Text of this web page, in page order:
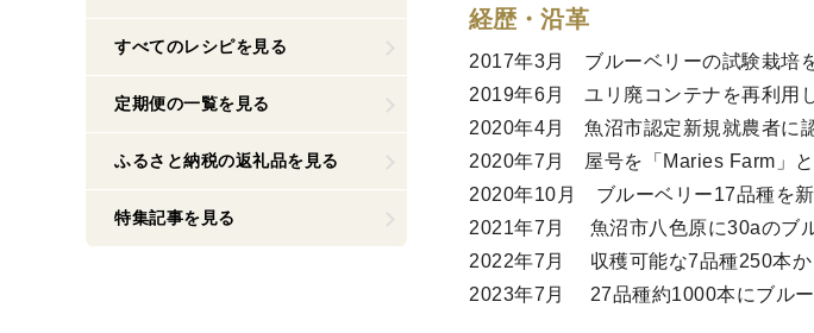
経歴・沿革
2017年3月 ブルーベリーの試験栽培
2019年6月 ユリ廃コンテナを再利用
2020年4月 魚沼市認定新規就農者に
2020年7月 屋号を「Maries Farm」
2020年10月 ブルーベリー17品種を
2021年7月 魚沼市八色原に30aのブ
2022年7月 収穫可能な7品種250本か
2023年7月 27品種約1000本にブルー
すべてのレシピを見る
定期便の一覧を見る
ふるさと納税の返礼品を見る
特集記事を見る